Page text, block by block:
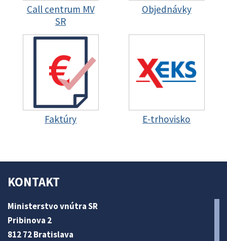
Call centrum MV
SR
Objednávky
Faktúry E-trhovisko
KONTAKT
Ministerstvo vnútra SR
Pribinova 2
812 72 Bratislava